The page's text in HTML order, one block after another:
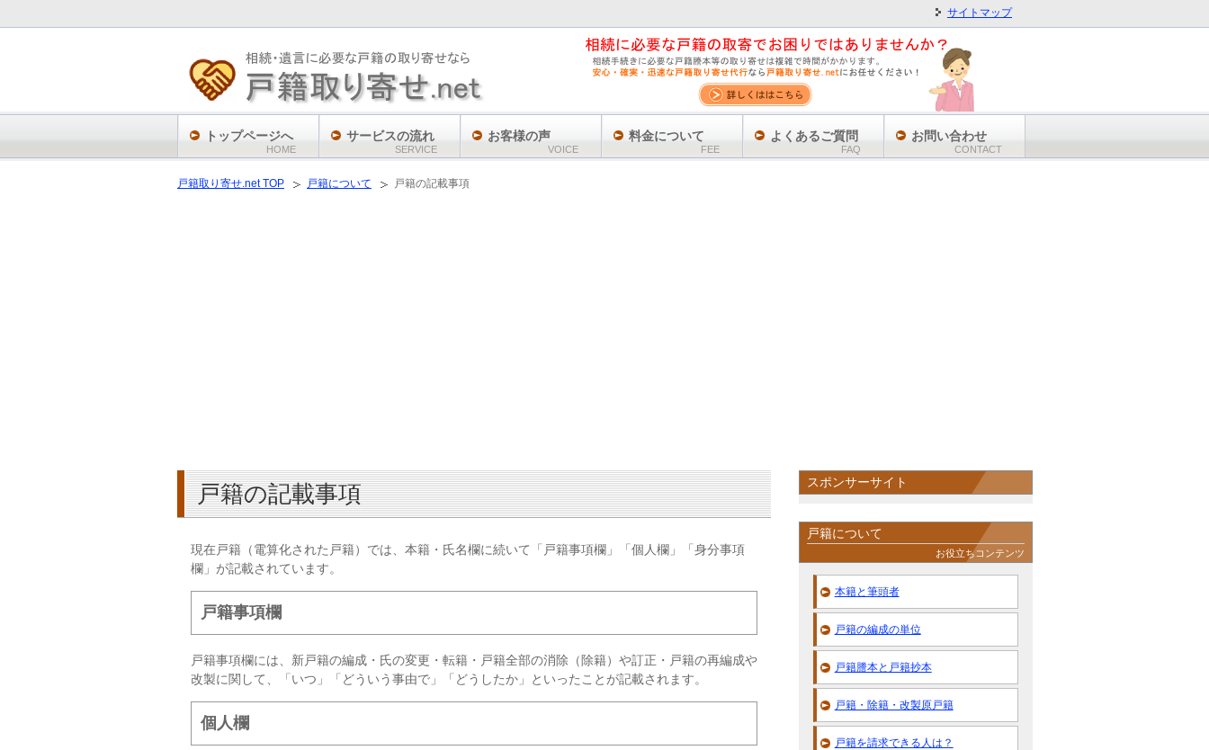
トップページへ
HOME
サービスの流れ
SERVICE
お客様の声
VOICE
料金について
FEE
よくあるご質問
FAQ
お問い合わせ
CONTACT
戸籍取り寄せ.net TOP 戸籍について 戸籍の記載事項
戸籍の記載事項
現在戸籍（電算化された戸籍）では、本籍・氏名欄に続いて「戸籍事項欄」「個人欄」「身分事項
欄」が記載されています。
戸籍事項欄
戸籍事項欄には、新戸籍の編成・氏の変更・転籍・戸籍全部の消除（除籍）や訂正・戸籍の再編成や
改製に関して、「いつ」「どういう事由で」「どうしたか」といったことが記載されます。
個人欄
スポンサーサイト
戸籍について
お役立ちコンテンツ
本籍と筆頭者
戸籍の編成の単位
戸籍謄本と戸籍抄本
戸籍・除籍・改製原戸籍
戸籍を請求できる人は？
サイトマップ